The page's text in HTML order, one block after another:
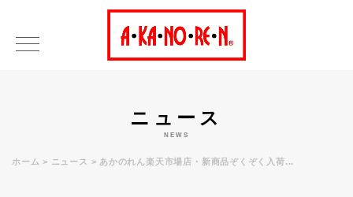
ニュース
NEWS
ホーム ニュース あかのれん楽天市場店・新商品ぞくぞく入荷...